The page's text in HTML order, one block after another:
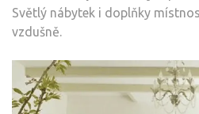
Světlý nábytek i doplňky
vzdušně.